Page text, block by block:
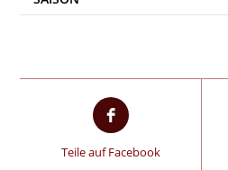
Teile auf Facebook